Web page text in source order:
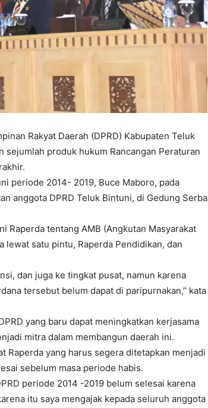
Rakyat Daerah (DPRD) Kabupaten Teluk
produk hukum Rancangan Peraturan
periode 2014- 2019, Buce Maboro, pada
anggota DPRD Teluk Bintuni, di Gedung Serba
Raperda tentang AMB (Angkutan Masyarakat
satu pintu, Raperda Pendidikan, dan
dan juga ke tingkat pusat, namun karena
tersebut belum dapat di paripurnakan,” kata
yang baru dapat meningkatkan kerjasama
mitra dalam membangun daerah ini.
Raperda yang harus segera ditetapkan menjadi
sebelum masa periode habis.
periode 2014 -2019 belum selesai karena
itu saya mengajak kepada seluruh anggota